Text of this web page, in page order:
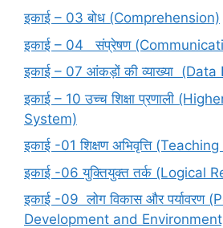
इकाई – 03 बोध (Comprehension)
इकाई – 04 संप्रेषण
इकाई – 07 आंकड़ों की व्याख्या
इकाई – 10 उच्च शिक्षा प्रणाली
System)
इकाई -01 शिक्षण अभिवृत्ति
इकाई -06 युक्तियुक्त तर्क (Logical
इकाई -09 लोग विकास और पर्यावरण
Development and